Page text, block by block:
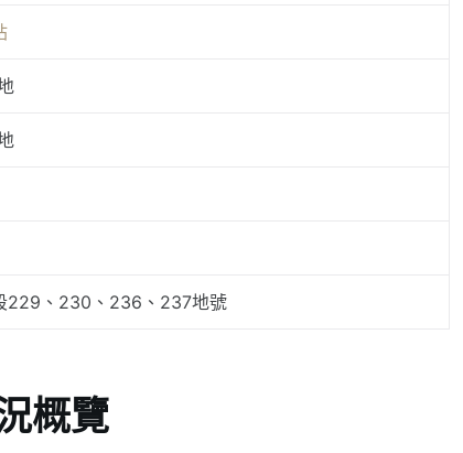
229、230、236、237地號
概覽